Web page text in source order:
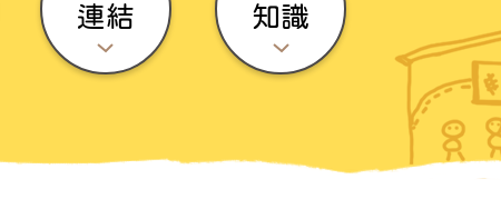
連結
知識